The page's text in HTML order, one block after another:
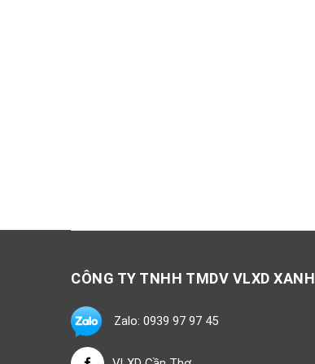
CÔNG TY TNHH TMDV VLXD XANH
Zalo: 0939 97 97 45